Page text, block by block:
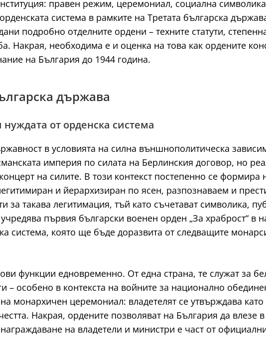
правен режим, церемониал, социална
система в рамките на Третата българска
подробно отделните ордени – техните статути,
Накрая, необходима е и оценка на това как ордените
на България до 1944 година.
държава
от орденска система
в условията на силна външнополитическа
империя по силата на Берлинския договор, но
на силите. В този контекст постепенно се формира
и йерархизиран по ясен, разпознаваем и
за такава легитимация, тъй като съчетават символика,
първия български военен орден „За храброст“ в
система, която ще бъде доразвита от следващите
функции едновременно. От една страна, те служат за
– особено в контекста на войните за национално
монархичен церемониал: владетелят се утвърждава като
Накрая, ордените позволяват на България да влезе
на владетели и министри е част от